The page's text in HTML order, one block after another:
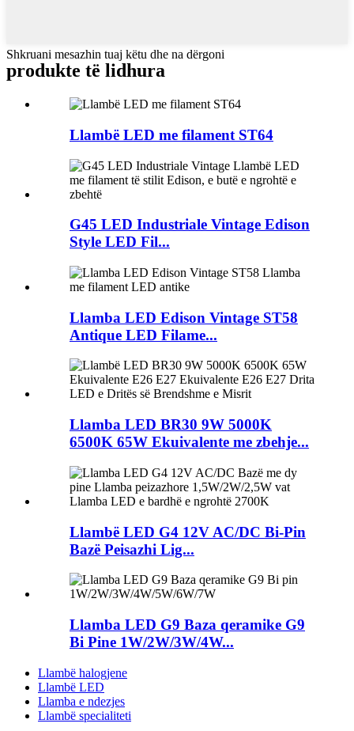
Shkruani mesazhin tuaj këtu dhe na dërgoni
produkte të lidhura
Llambë LED me filament ST64
G45 LED Industriale Vintage Edison
Style LED Fil...
Llamba LED Edison Vintage ST58
Antique LED Filame...
Llamba LED BR30 9W 5000K
6500K 65W Ekuivalente me zbehje...
Llambë LED G4 12V AC/DC Bi-Pin
Bazë Peisazhi Lig...
Llamba LED G9 Baza qeramike G9
Bi Pine 1W/2W/3W/4W...
Llambë halogjene
Llambë LED
Llamba e ndezjes
Llambë specialiteti